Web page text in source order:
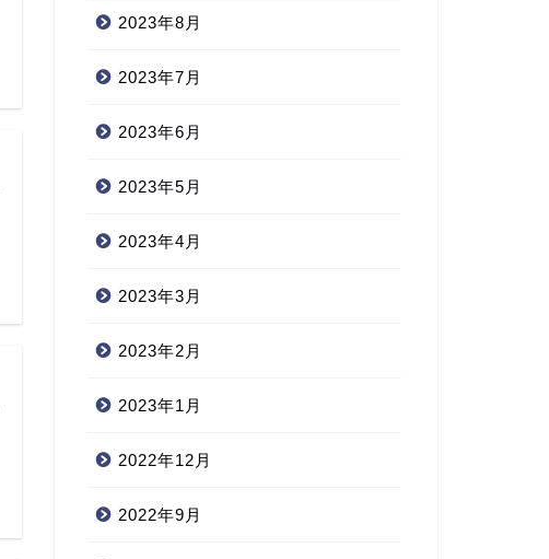
2023年8月
2023年7月
2023年6月
2023年5月
2023年4月
2023年3月
2023年2月
2023年1月
2022年12月
2022年9月